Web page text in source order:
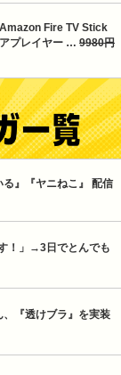
Fire TV Stick
プレイヤー … 9980円
』『ヤニねこ』 配信
！」→3日でとんでも
、『透けブラ』を実装